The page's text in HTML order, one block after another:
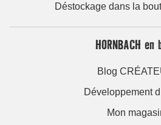
Déstockage dans la
HORNBACH
Blog
Développement
Mon